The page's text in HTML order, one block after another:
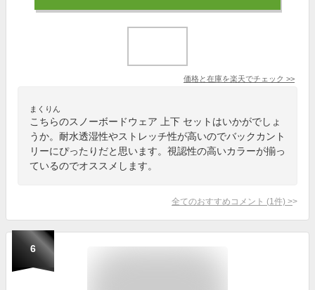
価格と在庫を楽天でチェック >>
まくりん
こちらのスノーボードウェア 上下 セットはいかがでしょ
うか。耐水透湿性やストレッチ性が高いのでバックカント
リーにぴったりだと思います。視認性の高いカラーが揃っ
ているのでオススメします。
全てのおすすめコメント (1 件) >
6